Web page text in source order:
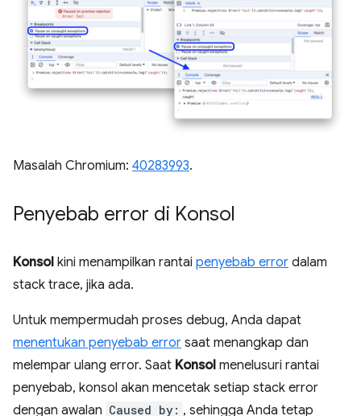
Masalah Chromium: 40283993.
Penyebab error di Konsol
Konsol kini menampilkan rantai penyebab error dalam
stack trace, jika ada.
Untuk mempermudah proses debug, Anda dapat
menentukan penyebab error saat menangkap dan
melempar ulang error. Saat Konsol menelusuri rantai
penyebab, konsol akan mencetak setiap stack error
dengan awalan Caused by: , sehingga Anda tetap